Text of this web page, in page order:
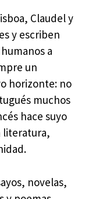
Claudel y
y escriben
a
un
horizonte: no
muchos
hace suyo
literatura,
novelas,